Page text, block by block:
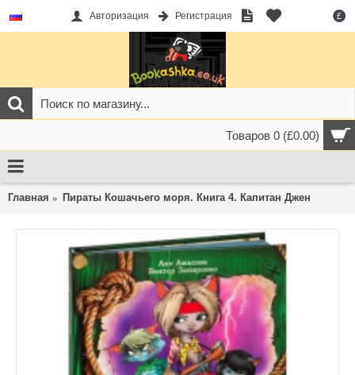
£
Авторизация Регистрация
Товаров 0 (£0.00)
Главная Пираты Кошачьего моря. Книга 4. Капитан Джен